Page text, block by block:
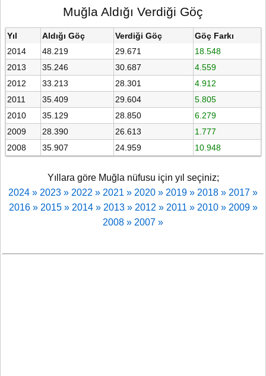
Muğla Aldığı Verdiği Göç
Yıl Aldığı Göç Verdiği Göç
Göç Farkı
2014
48.219 29.671
18.548
2013
35.246 30.687
4.559
2012
33.213 28.301
4.912
2011
35.409 29.604
5.805
2010
35.129 28.850
6.279
2009
28.390 26.613
1.777
2008
35.907 24.959 10.948
Yıllara göre Muğla nüfusu için yıl seçiniz;
2024 » 2023 » 2022 » 2021 » 2020 » 2019 » 2018 » 2017 »
2016 » 2015 » 2014 » 2013 » 2012 » 2011 » 2010 » 2009 »
2008 » 2007 »